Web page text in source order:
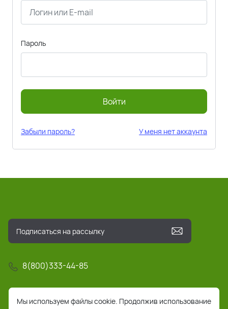
Пароль
Войти
Забыли пароль? У меня нет аккаунта
8(800)333-44-85
info@pochta-rts.ru
Мы используем файлы cookie. Продолжив использование